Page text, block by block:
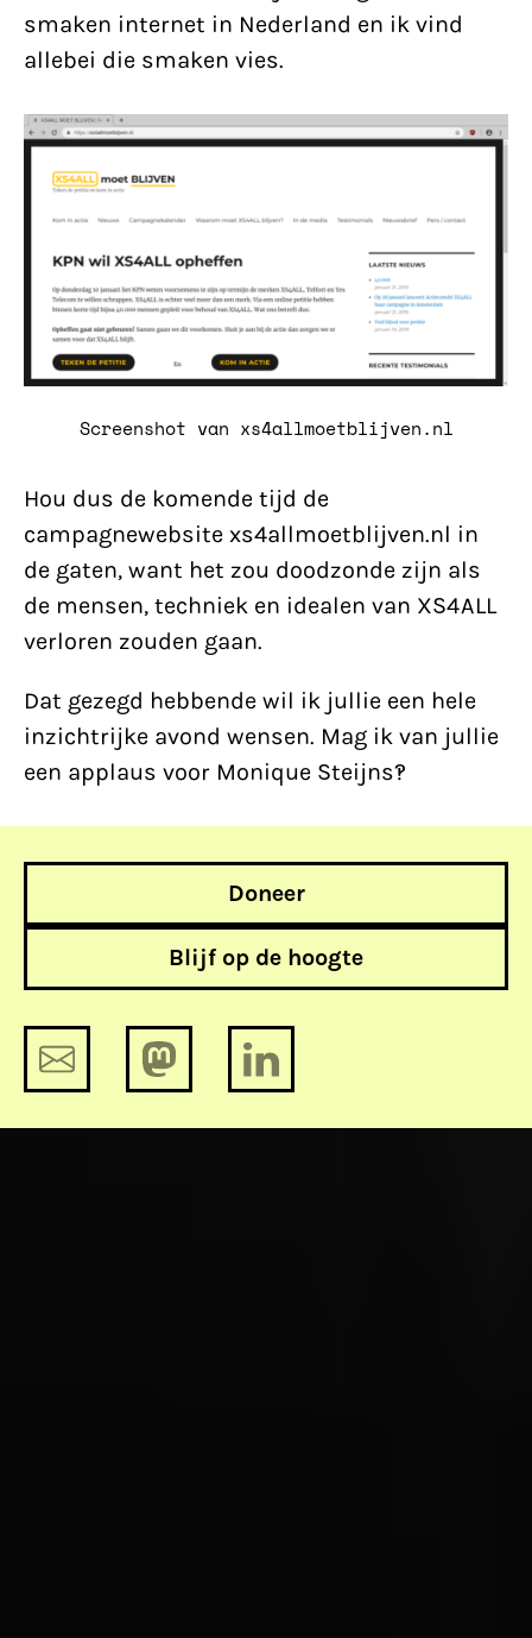
smaken internet in Nederland en ik vind
allebei die smaken vies.
Screenshot van xs4allmoetblijven.nl
Hou dus de komende tijd de
campagnewebsite xs4allmoetblijven.nl in
de gaten, want het zou doodzonde zijn als
de mensen, techniek en idealen van XS4ALL
verloren zouden gaan.
Dat gezegd hebbende wil ik jullie een hele
inzichtrijke avond wensen. Mag ik van jullie
een applaus voor Monique Steijns‽
Doneer
Blijf op de hoogte